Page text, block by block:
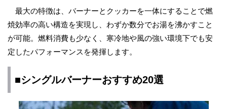
最大の特徴は、バーナーとクッカーを一体にすることで燃
焼効率の高い構造を実現し、わずか数分でお湯を沸かすこと
が可能。燃料消費も少なく、寒冷地や風の強い環境下でも安
定したパフォーマンスを発揮します。
■シングルバーナーおすすめ20選